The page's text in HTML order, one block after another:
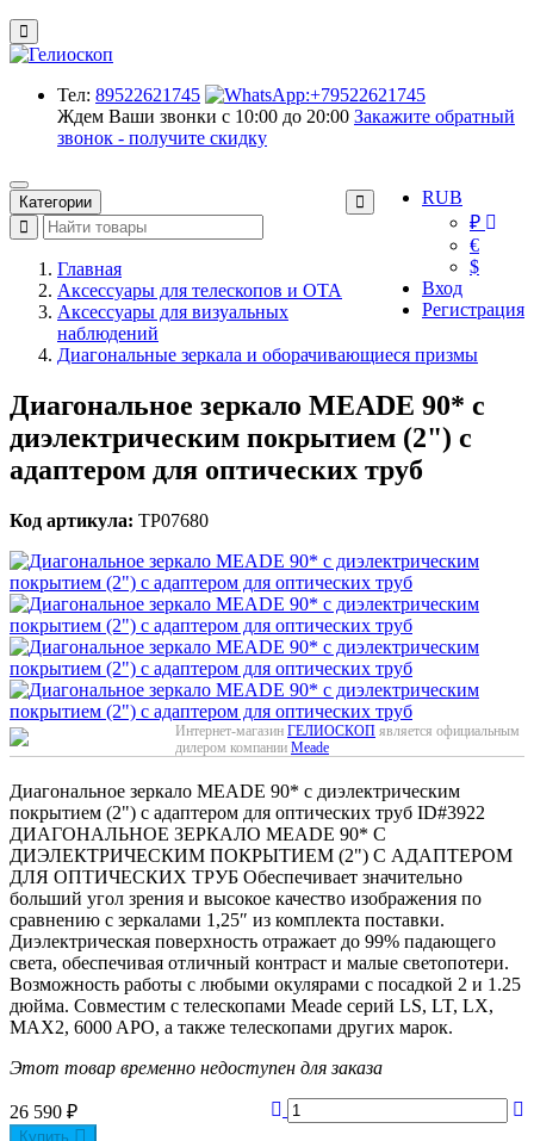
Тел: 89522621745
Ждем Ваши звонки с 10:00 до 20:00 Закажите обратный
звонок - получите скидку
RUB
₽
€
$
Вход
Регистрация
Категории
Главная
Аксессуары для телескопов и ОТА
Аксессуары для визуальных
наблюдений
Диагональные зеркала и оборачивающиеся призмы
Диагональное зеркало MEADE 90* с
диэлектрическим покрытием (2") с
адаптером для оптических труб
Код артикула: TP07680
Интернет-магазин ГЕЛИОСКОП является официальным
дилером компании Meade
Диагональное зеркало MEADE 90* с диэлектрическим
покрытием (2") с адаптером для оптических труб ID#3922
ДИАГОНАЛЬНОЕ ЗЕРКАЛО MEADE 90* С
ДИЭЛЕКТРИЧЕСКИМ ПОКРЫТИЕМ (2") С АДАПТЕРОМ
ДЛЯ ОПТИЧЕСКИХ ТРУБ Обеспечивает значительно
больший угол зрения и высокое качество изображения по
сравнению с зеркалами 1,25″ из комплекта поставки.
Диэлектрическая поверхность отражает до 99% падающего
света, обеспечивая отличный контраст и малые светопотери.
Возможность работы с любыми окулярами с посадкой 2 и 1.25
дюйма. Совместим с телескопами Meade серий LS, LT, LX,
MAX2, 6000 APO, а также телескопами других марок.
Этот товар временно недоступен для заказа
26 590 ₽
Купить